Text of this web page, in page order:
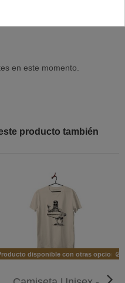
en este momento.
producto también
disponible con otras opciones